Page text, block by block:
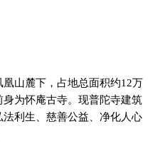
山麓下，占地总面积约12万
为怀庵古寺。现普陀寺建筑
利生、慈善公益、净化人心